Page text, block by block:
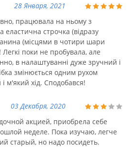
28 Января, 2021
працювала на ньому з
еластична строчка (відразу
(місцями в чотири шари
поки не пробувала, але
в налаштуванні дуже зручний і
змінюється одним рухом
м'який хід. Сподобався!
03 Декабря, 2020
акцией, приобрела себе
неделе. Пока изучаю, легче
старый, но надо посидеть.